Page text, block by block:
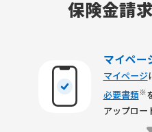
保険金請
マイペー
マイページ
必要書類※
アップロー